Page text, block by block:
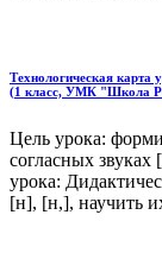
Технологическая
(1 класс, УМК "Школа
Цель урока:
согласных
урока:
[н], [н,], научить